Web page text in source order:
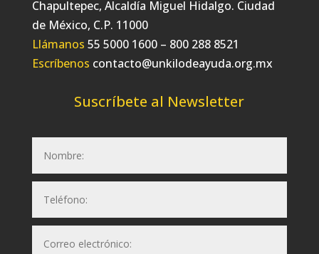
Chapultepec, Alcaldía Miguel Hidalgo. Ciudad
de México, C.P. 11000
Llámanos 55 5000 1600 – 800 288 8521
Escríbenos contacto@unkilodeayuda.org.mx
Suscríbete al Newsletter